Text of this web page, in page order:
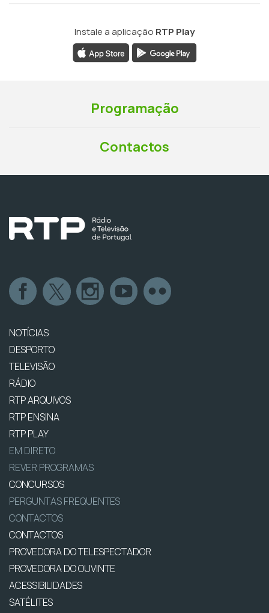
Instale a aplicação RTP Play
Programação
Contactos
NOTÍCIAS
DESPORTO
TELEVISÃO
RÁDIO
RTP ARQUIVOS
RTP ENSINA
RTP PLAY
EM DIRETO
REVER PROGRAMAS
CONCURSOS
PERGUNTAS FREQUENTES
CONTACTOS
CONTACTOS
PROVEDORA DO TELESPECTADOR
PROVEDORA DO OUVINTE
ACESSIBILIDADES
SATÉLITES